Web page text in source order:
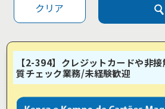
クリア
【2-394】クレジットカードや非
質チェック業務/未経験歓迎